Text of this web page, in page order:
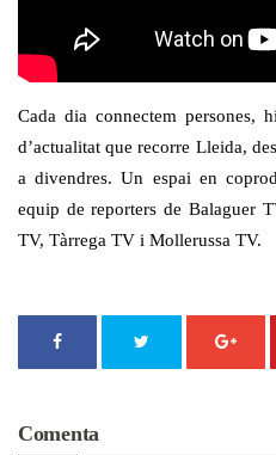
Cada dia connectem persones,
d’actualitat que recorre Lleida,
a divendres. Un espai en
equip de reporters de Balaguer
TV, Tàrrega TV i Mollerussa TV.
Comenta